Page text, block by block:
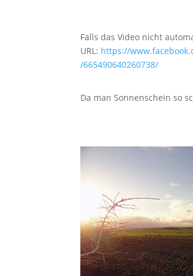
Falls das Video nicht
URL: https://
/665490640260738/
Da man Sonnenschein so